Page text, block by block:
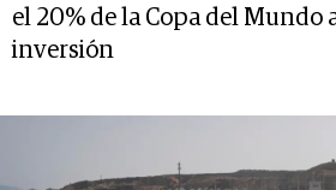
el 20% de la Copa del Mundo
inversión